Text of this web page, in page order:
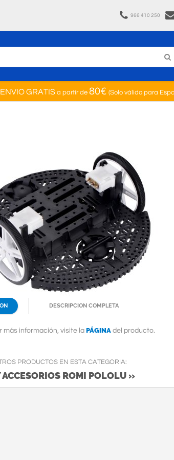
966 410 250
GRATISa partir de 80€ (Solo válido para
DESCRIPCION COMPLETA
más información, visite la PÁGINA del producto.
PRODUCTOS EN ESTA CATEGORIA:
ACCESORIOS ROMI POLOLU »